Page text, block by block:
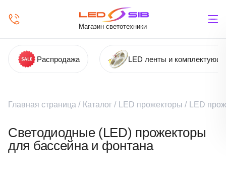
Магазин светотехники
Распродажа LED ленты и
Главная страница / Каталог / LED прожекторы / LED
Светодиодные (LED) прожекторы
для бассейна и фонтана